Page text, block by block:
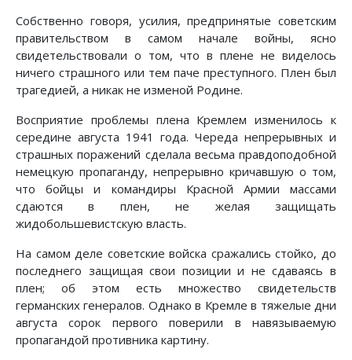
Собственно говоря, усилия, предпринятые советским
правительством в самом начале войны, ясно
свидетельствовали о том, что в плене не виделось
ничего страшного или тем паче преступного. Плен был
трагедией, а никак не изменой Родине.
Восприятие проблемы плена Кремлем изменилось к
середине августа 1941 года. Череда непрерывных и
страшных поражений сделала весьма правдоподобной
немецкую пропаганду, непрерывно кричавшую о том,
что бойцы и командиры Красной Армии массами
сдаются в плен, не желая защищать
жидобольшевистскую власть.
На самом деле советские войска сражались стойко, до
последнего защищая свои позиции и не сдаваясь в
плен; об этом есть множество свидетельств
германских генералов. Однако в Кремле в тяжелые дни
августа сорок первого поверили в навязываемую
пропагандой противника картину.